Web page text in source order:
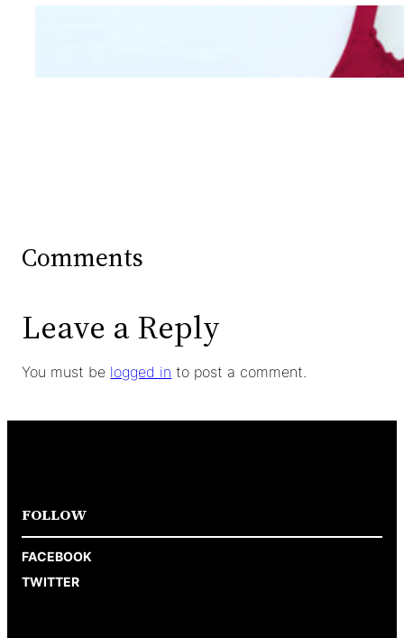
Mengintip Kepribadian
Wanita Dari Warna Bra
Comments
Leave a Reply
You must be logged in to post a comment.
FOLLOW
FACEBOOK
TWITTER